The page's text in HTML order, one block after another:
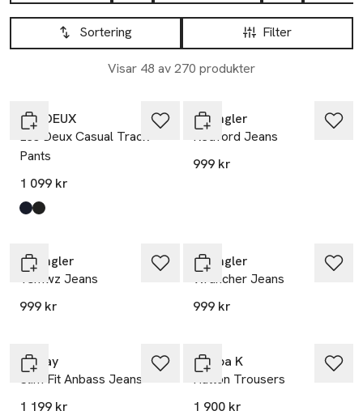
Hoppa till produktsidan
Filter
Sortering
Visar 48 av 270 produkter
Lista över produkter
LES DEUX
Les Deux Casual Track
Pants
1 099 kr
Produkten finns i färgerna:
Dark Navy
Black/Black
Wrangler
Redford Jeans
999 kr
Wrangler
13mwz Jeans
999 kr
Wrangler
Wrancher Jeans
999 kr
Replay
Slim Fit Anbass Jeans
1 199 kr
Filippa K
Hutton Trousers
1 900 kr